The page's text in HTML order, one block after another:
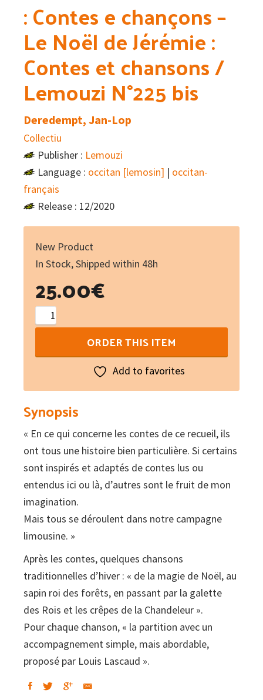
: Contes e chançons –
Le Noël de Jérémie :
Contes et chansons /
Lemouzi N°225 bis
Deredempt, Jan-Lop
Collectiu
Publisher : Lemouzi
Language : occitan [lemosin] | occitan-
français
Release : 12/2020
New Product
In Stock, Shipped within 48h
25.00€
Nadau
e
chançons
-
Le
Noël
de
Jérémie
:
Contes
et
chansons
Lemouzi
ORDER THIS ITEM
Add to favorites
Synopsis
« En ce qui concerne les contes de ce recueil, ils
ont tous une histoire bien particulière. Si certains
sont inspirés et adaptés de contes lus ou
entendus ici ou là, d’autres sont le fruit de mon
imagination.
Mais tous se déroulent dans notre campagne
limousine. »
Après les contes, quelques chansons
traditionnelles d’hiver : « de la magie de Noël, au
sapin roi des forêts, en passant par la galette
des Rois et les crêpes de la Chandeleur ».
Pour chaque chanson, « la partition avec un
accompagnement simple, mais abordable,
proposé par Louis Lascaud ».